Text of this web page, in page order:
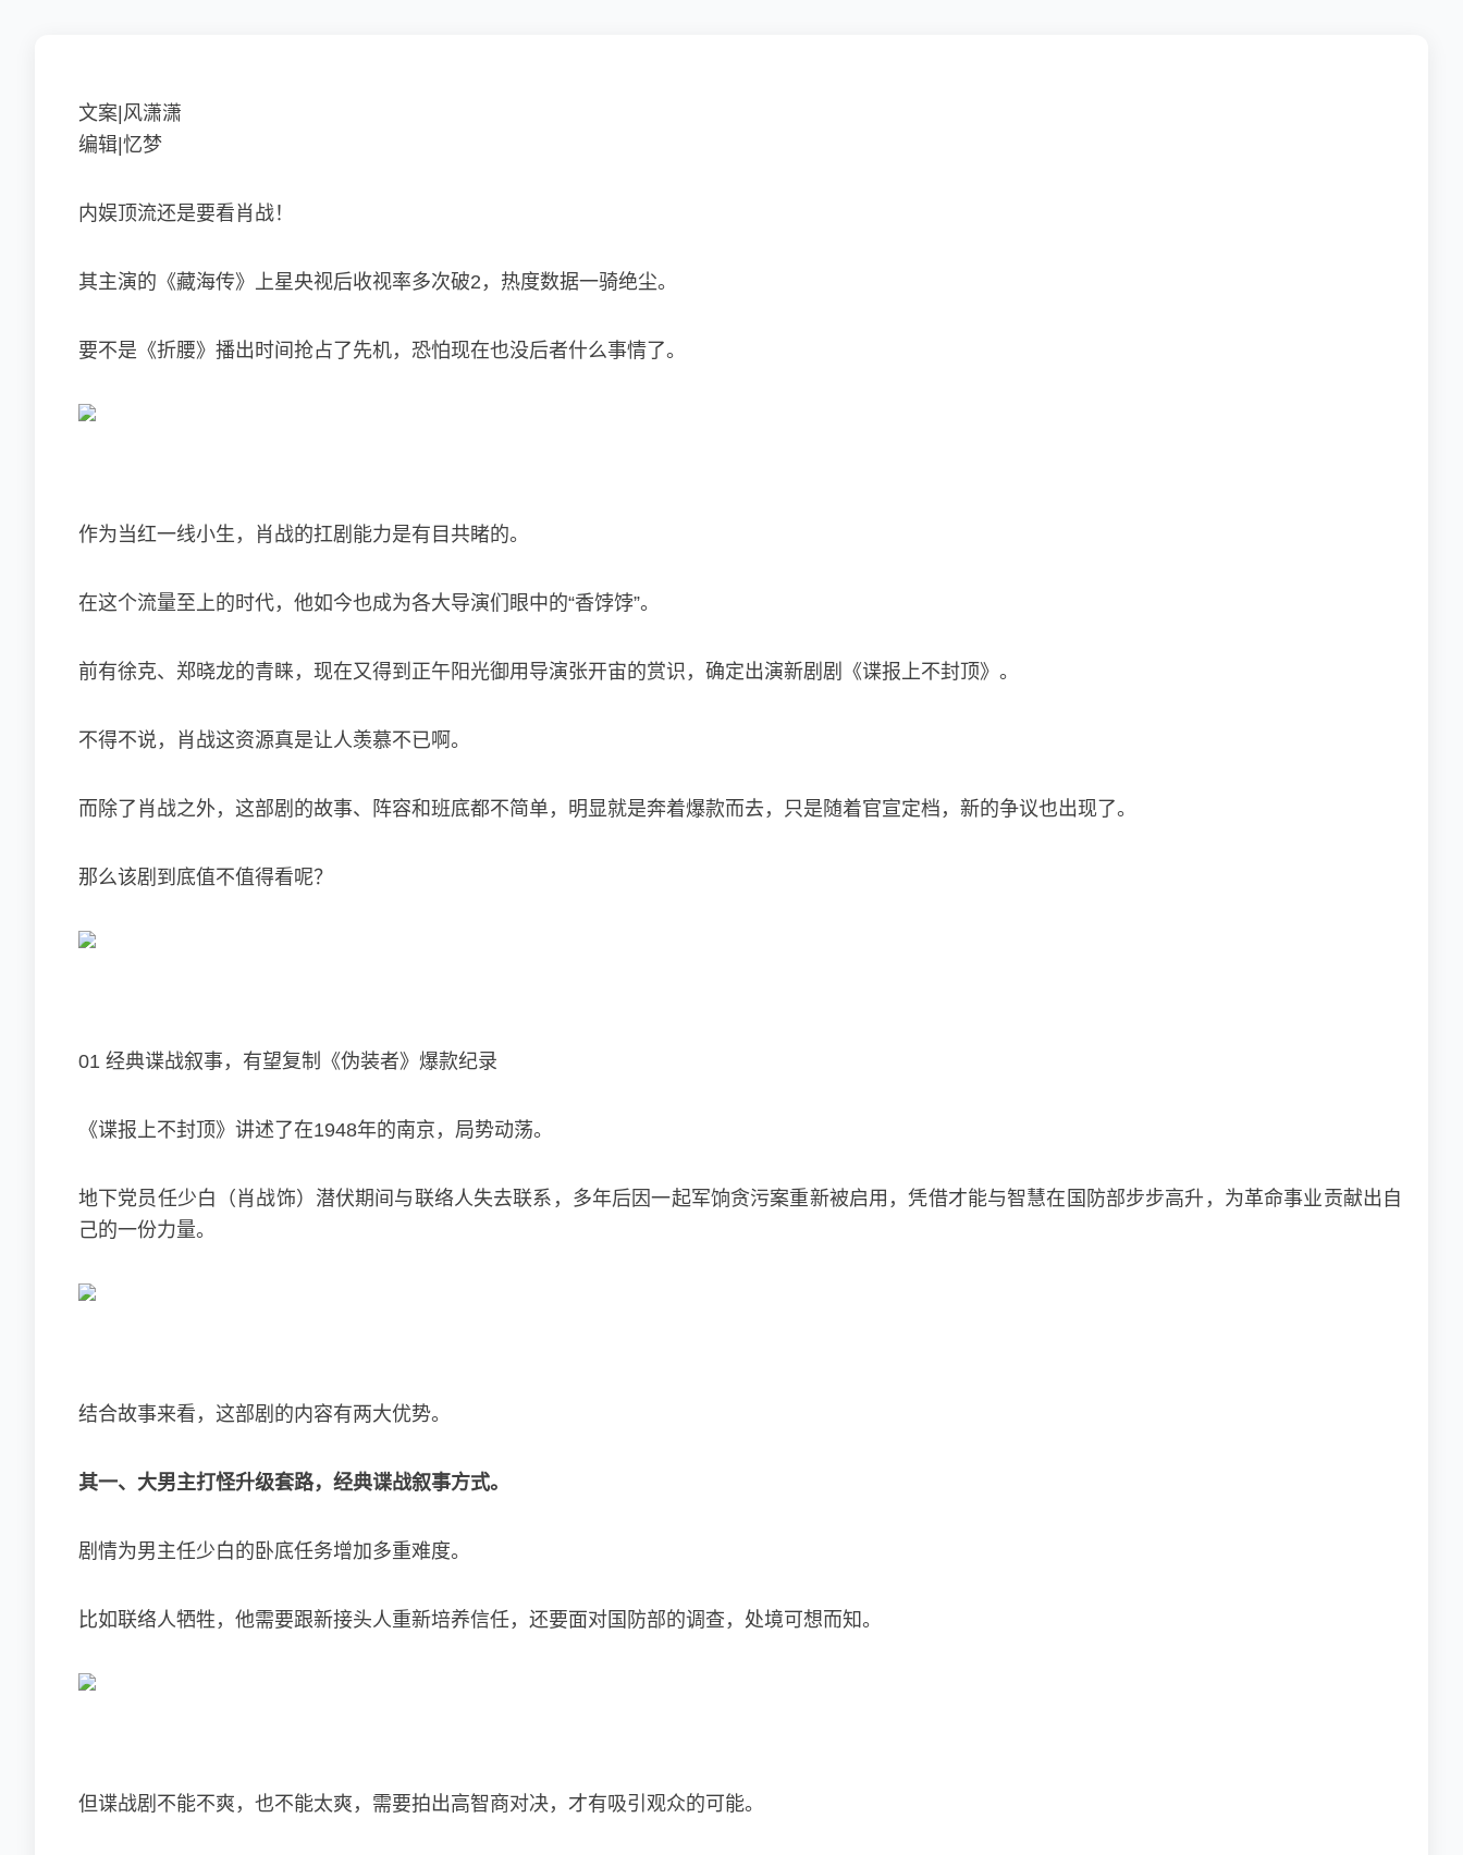
文案|风潇潇
编辑|忆梦
内娱顶流还是要看肖战！
其主演的《藏海传》上星央视后收视率多次破2，热度数据一骑绝尘。
要不是《折腰》播出时间抢占了先机，恐怕现在也没后者什么事情了。
作为当红一线小生，肖战的扛剧能力是有目共睹的。
在这个流量至上的时代，他如今也成为各大导演们眼中的“香饽饽”。
前有徐克、郑晓龙的青睐，现在又得到正午阳光御用导演张开宙的赏识，确定出演新剧剧《谍报上不封顶》。
不得不说，肖战这资源真是让人羡慕不已啊。
而除了肖战之外，这部剧的故事、阵容和班底都不简单，明显就是奔着爆款而去，只是随着官宣定档，新的争议也出现了。
那么该剧到底值不值得看呢？
01 经典谍战叙事，有望复制《伪装者》爆款纪录
《谍报上不封顶》讲述了在1948年的南京，局势动荡。
地下党员任少白（肖战饰）潜伏期间与联络人失去联系，多年后因一起军饷贪污案重新被启用，凭借才能与智慧在国防部步步高升，为革命事业贡献出自
己的一份力量。
结合故事来看，这部剧的内容有两大优势。
其一、大男主打怪升级套路，经典谍战叙事方式。
剧情为男主任少白的卧底任务增加多重难度。
比如联络人牺牲，他需要跟新接头人重新培养信任，还要面对国防部的调查，处境可想而知。
但谍战剧不能不爽，也不能太爽，需要拍出高智商对决，才有吸引观众的可能。